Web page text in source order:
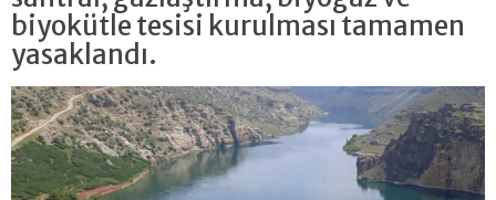
biyokütle tesisi kurulması tamamen
yasaklandı.